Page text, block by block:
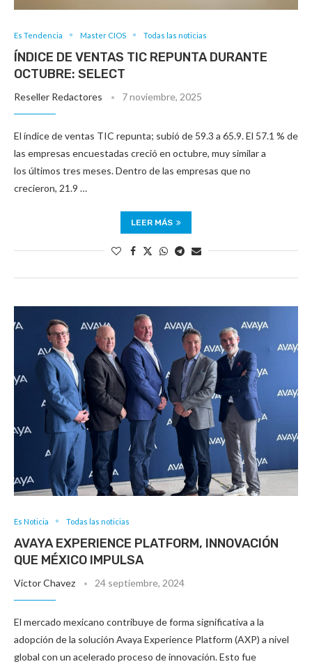
Es Tendencia Master CIOS Todas las noticias
ÍNDICE DE VENTAS TIC REPUNTA DURANTE
OCTUBRE: SELECT
Reseller Redactores 7 noviembre, 2025
El índice de ventas TIC repunta; subió de 59.3 a 65.9. El 57.1 % de
las empresas encuestadas creció en octubre, muy similar a
los últimos tres meses. Dentro de las empresas que no
crecieron, 21.9 …
LEER MÁS
Es Noticia Todas las noticias
AVAYA EXPERIENCE PLATFORM, INNOVACIÓN
QUE MÉXICO IMPULSA
Victor Chavez 24 septiembre, 2024
El mercado mexicano contribuye de forma significativa a la
adopción de la solución Avaya Experience Platform (AXP) a nivel
global con un acelerado proceso de innovación. Esto fue